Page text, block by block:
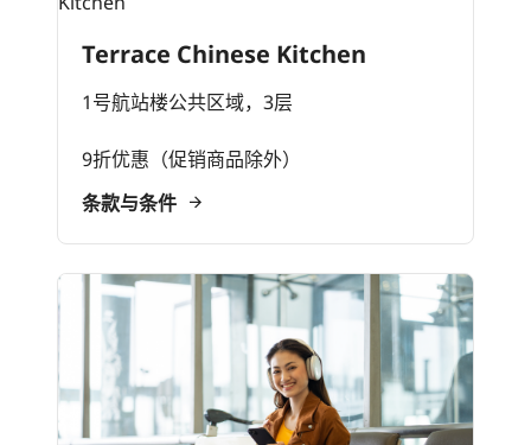
Terrace Chinese Kitchen
1号航站楼公共区域，3层
9折优惠（促销商品除外）
条款与条件